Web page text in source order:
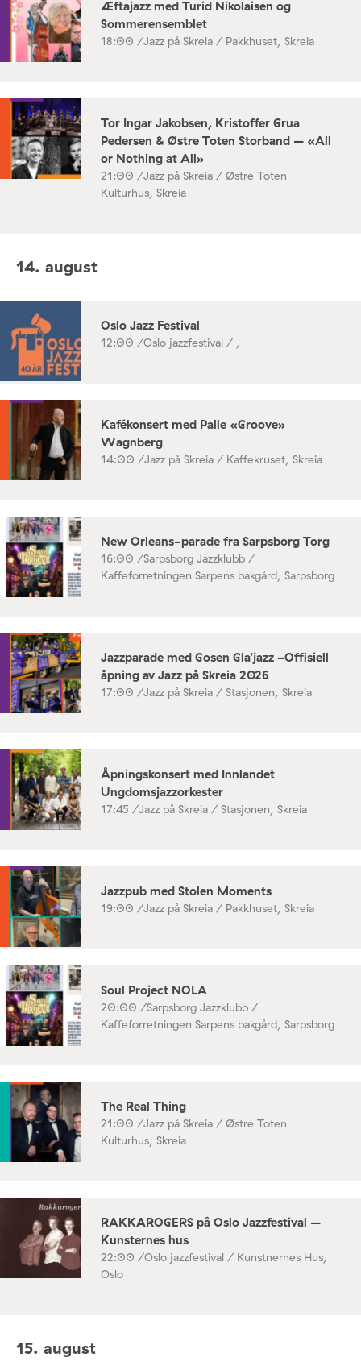
Æftajazz med Turid Nikolaisen og
Sommerensemblet
18:00 /Jazz på Skreia / Pakkhuset, Skreia
Tor Ingar Jakobsen, Kristoffer Grua
Pedersen & Østre Toten Storband – «All
or Nothing at All»
21:00 /Jazz på Skreia / Østre Toten
Kulturhus, Skreia
14. august
Oslo Jazz Festival
12:00 /Oslo jazzfestival / ,
Kafékonsert med Palle «Groove»
Wagnberg
14:00 /Jazz på Skreia / Kaffekruset, Skreia
New Orleans-parade fra Sarpsborg Torg
16:00 /Sarpsborg Jazzklubb /
Kaffeforretningen Sarpens bakgård, Sarpsborg
Jazzparade med Gosen Gla’jazz -Offisiell
åpning av Jazz på Skreia 2026
17:00 /Jazz på Skreia / Stasjonen, Skreia
Åpningskonsert med Innlandet
Ungdomsjazzorkester
17:45 /Jazz på Skreia / Stasjonen, Skreia
Jazzpub med Stolen Moments
19:00 /Jazz på Skreia / Pakkhuset, Skreia
Soul Project NOLA
20:00 /Sarpsborg Jazzklubb /
Kaffeforretningen Sarpens bakgård, Sarpsborg
The Real Thing
21:00 /Jazz på Skreia / Østre Toten
Kulturhus, Skreia
RAKKAROGERS på Oslo Jazzfestival –
Kunsternes hus
22:00 /Oslo jazzfestival / Kunstnernes Hus,
Oslo
15. august